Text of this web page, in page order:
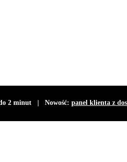
do 2 minut | Nowość: panel klienta z